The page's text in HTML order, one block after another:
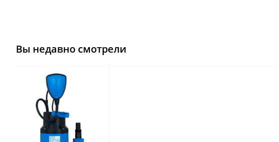
Вы недавно смотрели